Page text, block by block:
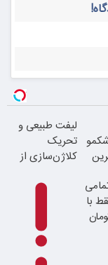
لیفت طبیعی و
تحریک
کلاژن‌سازی از
با